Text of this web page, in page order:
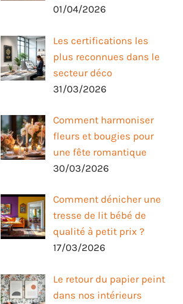
01/04/2026
Les certifications les
plus reconnues dans le
secteur déco
31/03/2026
Comment harmoniser
fleurs et bougies pour
une fête romantique
30/03/2026
Comment dénicher une
tresse de lit bébé de
qualité à petit prix ?
17/03/2026
Le retour du papier peint
dans nos intérieurs